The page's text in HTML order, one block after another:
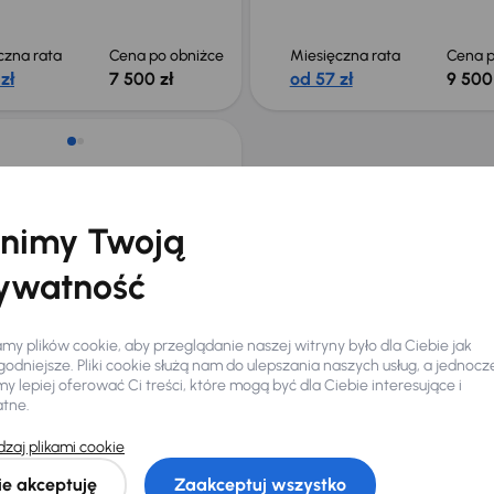
rata Cena po obniżce
7 500 zł
Miesięczna rata
od 57 zł
Cena
9 500
rata
auto z oferty? Nie szkodzi, w naszych oddziałach
samochody, których
Twoją
plików cookie, aby przeglądanie naszej witryny było dla Ciebie jak
Pliki cookie służą nam do ulepszania naszych usług, a
lepiej oferować Ci treści, które mogą być dla Ciebie interesujące i
plikami cookie
akceptuję Zaakceptuj wszystko